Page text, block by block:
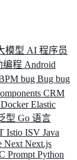
模型 AI 程序员
编程 Android
bug Bug bug
CRM
DockerElastic
型 Go 语言
Istio ISV Java
Next Next.js
Prompt Python